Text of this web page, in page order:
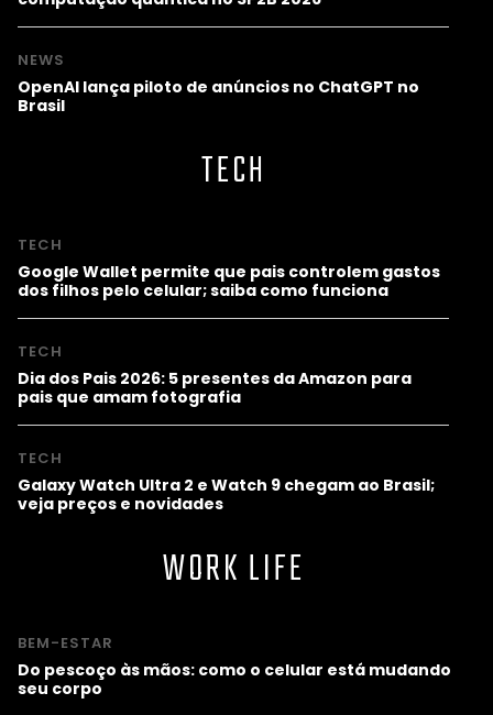
NEWS
OpenAI lança piloto de anúncios no ChatGPT no
Brasil
TECH
TECH
Google Wallet permite que pais controlem gastos
dos filhos pelo celular; saiba como funciona
TECH
Dia dos Pais 2026: 5 presentes da Amazon para
pais que amam fotografia
TECH
Galaxy Watch Ultra 2 e Watch 9 chegam ao Brasil;
veja preços e novidades
WORK LIFE
BEM-ESTAR
Do pescoço às mãos: como o celular está mudando
seu corpo